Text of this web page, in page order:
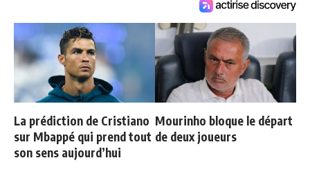
La prédiction de Cristiano
sur Mbappé qui prend tout
son sens aujourd’hui
Mourinho bloque le départ
de deux joueurs